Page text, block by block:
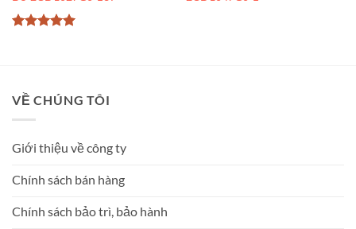
VỀ CHÚNG TÔI
Giới thiệu về công ty
Chính sách bán hàng
Chính sách bảo trì, bảo hành